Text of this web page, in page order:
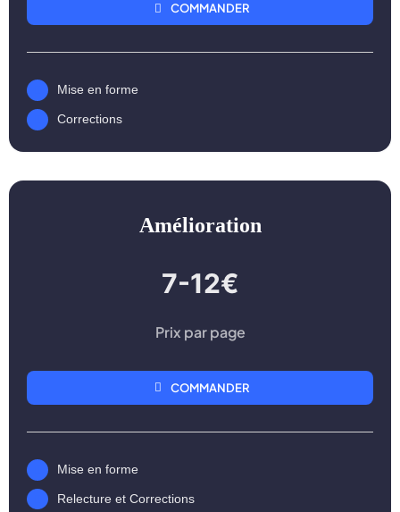
COMMANDER
Mise en forme
Corrections
Amélioration
7-12€
Prix par page
COMMANDER
Mise en forme
Relecture et Corrections